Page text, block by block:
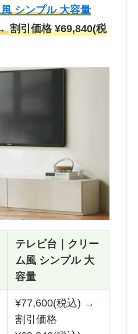
シンプル 大容量
割引価格 ¥69,840(税
テレビ台｜クリー
ム風 シンプル 大
容量
¥77,600(税込) →
割引価格